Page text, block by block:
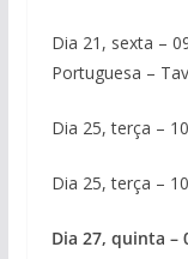
Dia 21, sexta –
Portuguesa –
Dia 25, terça –
Dia 25, terça –
Dia 27, quinta –